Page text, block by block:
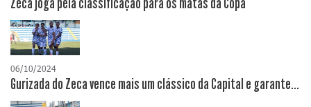
Zeca joga pela classificação para os matas da Copa
06/10/2024
Gurizada do Zeca vence mais um clássico da Capital e garante...